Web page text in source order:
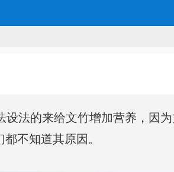
法的来给文竹增加营养，因
不知道其原因。